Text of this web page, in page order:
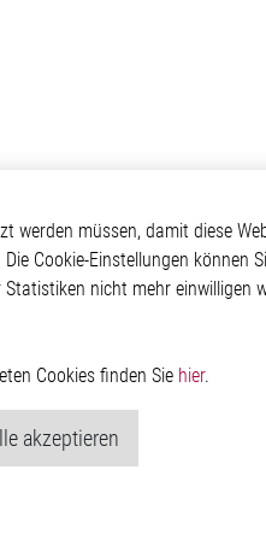
Applikationen
Automotive
Our Solutions
werden müssen, damit diese
Cookie-Einstellungen können
nicht mehr einwilligen
Cookies finden Sie hier.
akzeptieren